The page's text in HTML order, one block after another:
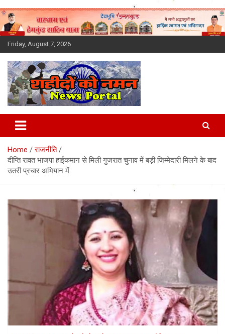
Skip
to
content
Friday, August 7, 2026
Latest News Today, Breaking
News, Uttarakhand News in
Hindi
Home
राजनीति
दीप्ति रावत भाजपा हाईकमान से मिली गुजरात चुनाव में बड़ी जिम्मेदारी मिलने के बाद
उतरी प्रचार अभियान में